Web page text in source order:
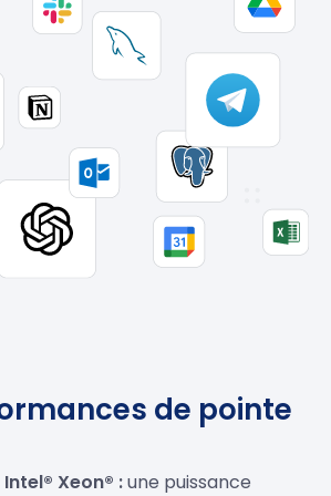
de pointe
Xeon® :une puissance